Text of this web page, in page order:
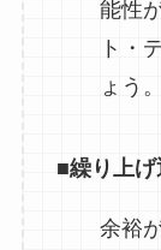
能性
ト・
ょう。
■繰り上げ
余裕